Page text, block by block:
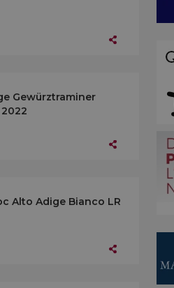
Gewürztraminer
Alto Adige Bianco LR